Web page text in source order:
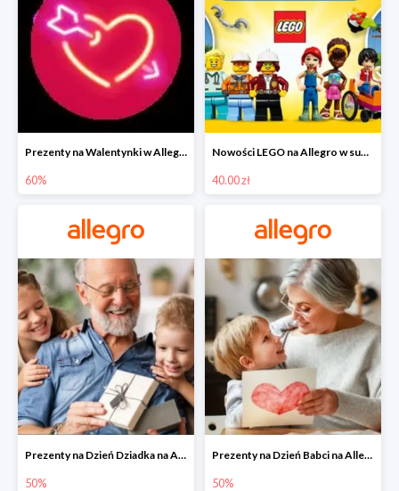
Prezenty na Walentynki w Allegro do -60%
60%
Nowości LEGO na Allegro w super cenach od 40 zł
40.00 zł
Prezenty na Dzień Dziadka na Allegro do -50%
50%
Prezenty na Dzień Babci na Allegro do -50%
50%